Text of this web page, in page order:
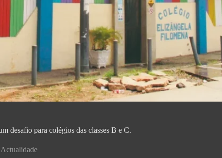
desafio para colégios das classes B e C.
Actualidade